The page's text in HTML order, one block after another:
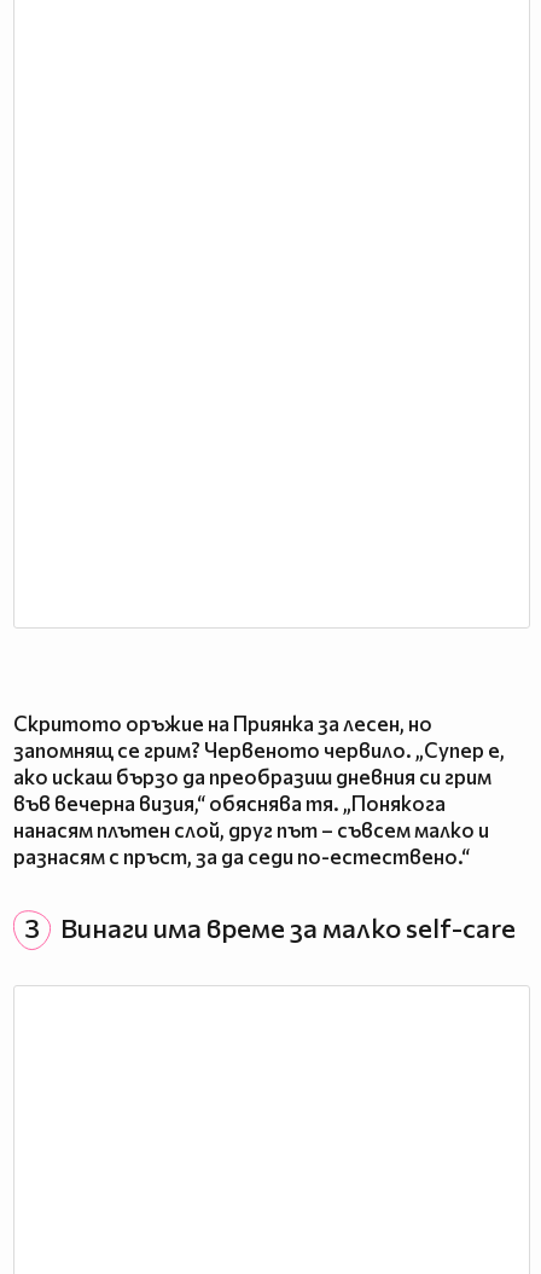
Скритото оръжие на Приянка за лесен, но
запомнящ се грим? Червеното червило. „Супер е,
ако искаш бързо да преобразиш дневния си грим
във вечерна визия,“ обяснява тя. „Понякога
нанасям плътен слой, друг път – съвсем малко и
разнасям с пръст, за да седи по-естествено.“
3 Винаги има време за малко self-care